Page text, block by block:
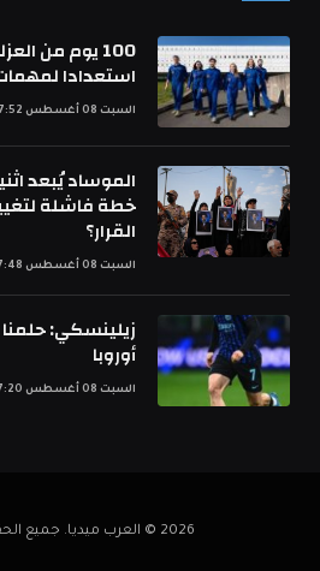
100 يوم من
استعدادا
السبت 08 أغسطس 7:52 ص
الموساد يُبعد
خطة فاشلة
القرار؟
السبت 08 أغسطس 7:48 ص
زيلينسكي: حلمنا
أوروبا
السبت 08 أغسطس 7:20 ص
2026 © العرب ميديا. جميع الحقوق محفوظة.